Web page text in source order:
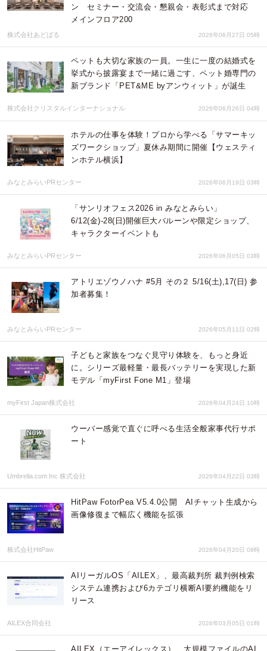
ン セミナー・交流会・懇親会・表彰式まで対応
メインフロア200
株式会社あどばる 2026年06月27日 05時
ペットも大切な家族の一員。一生に一度の結婚式を
挙式から披露宴まで一緒に過ごす、ペット婚専門の
新ブランド「PET&ME byアンウィット」が誕生
株式会社クリスタルインターナショナル 2026年06月26日 04時
ホテルの仕事を体験！プロから学べる「サマーキッ
ズワークショップ」夏休み期間に開催【ウェスティ
ンホテル横浜】
みなとみらいPRセンター 2026年06月19日 03時
「サンリオフェス2026 in みなとみらい」
6/12(金)-28(日)開催巨大バルーンや限定ショップ、
キャラクターイベントも
みなとみらいPRセンター 2026年06月05日 03時
アトリエゾウノハナ #5月 その２ 5/16(土),17(日) 参
加者募集！
みなとみらいPRセンター 2026年05月11日 02時
子どもと家族をつなぐ見守り体験を、もっと身近
に。シリーズ最軽量・最長バッテリーを実現した新
モデル「myFirst Fone M1」登場
myFirst Japan株式会社 2026年04月24日 10時
ウーバー感覚で直ぐに呼べる生活全般家事代行サポ
ート
Umbrella.com Inc 株式会社 2026年04月22日 03時
HitPaw FotorPea V5.4.0公開 AIチャット生成から
画像修復まで幅広く機能を拡張
株式会社HitPaw 2026年04月20日 08時
AIリーガルOS「AILEX」、最高裁判所 裁判例検索
システム連携および6カテゴリ横断AI要約機能をリ
リース
AILEX合同会社 2026年03月05日 01時
AILEX（エーアイレックス）、大規模ファイルのAI